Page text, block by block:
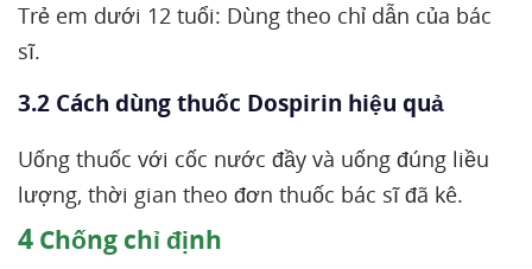
Trẻ em dưới 12 tuổi: Dùng theo chỉ dẫn của bác
sĩ.
3.2 Cách dùng thuốc Dospirin hiệu quả
Uống thuốc với cốc nước đầy và uống đúng liều
lượng, thời gian theo đơn thuốc bác sĩ đã kê.
4 Chống chỉ định